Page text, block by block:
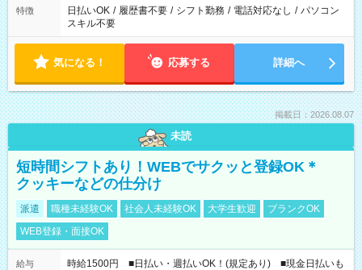
特徴 日払いOK / 履歴書不要 / シフト勤務 / 電話対応なし / パソコン
スキル不要
気になる！ 応募する 詳細へ
掲載日：2026.08.07
未読
短時間シフトあり！WEBでサクッと登録OK＊
クッキーなどの仕分け
派遣 職種未経験OK 社会人未経験OK 大学生歓迎
ブランクOK
WEB登録・面接OK
給与
時給1500円 ■日払い・週払いOK！(規定あり) ■現金日払いも